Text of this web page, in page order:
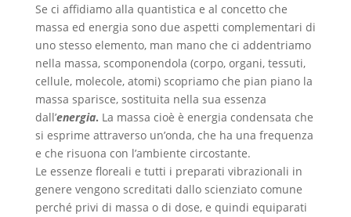
Se ci affidiamo alla quantistica e al concetto che
massa ed energia sono due aspetti complementari di
uno stesso elemento, man mano che ci addentriamo
nella massa, scomponendola (corpo, organi, tessuti,
cellule, molecole, atomi) scopriamo che pian piano la
massa sparisce, sostituita nella sua essenza
dall’energia. La massa cioè è energia condensata che
si esprime attraverso un’onda, che ha una frequenza
e che risuona con l’ambiente circostante.
Le essenze floreali e tutti i preparati vibrazionali in
genere vengono screditati dallo scienziato comune
perché privi di massa o di dose, e quindi equiparati